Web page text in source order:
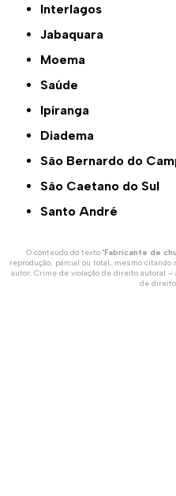
Interlagos
Jabaquara
Moema
Saúde
Ipiranga
Diadema
São Bernardo do
São Caetano do Sul
Santo André
O conteúdo do texto "Fabricante de
reprodução, parcial ou total, mesmo
autor. Crime de violação de direito autoral –
de